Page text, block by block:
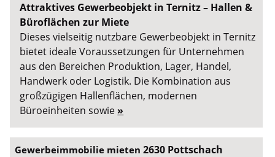
Attraktives Gewerbeobjekt in Ternitz – Hallen &
Büroflächen zur Miete
Dieses vielseitig nutzbare Gewerbeobjekt in Ternitz
bietet ideale Voraussetzungen für Unternehmen
aus den Bereichen Produktion, Lager, Handel,
Handwerk oder Logistik. Die Kombination aus
großzügigen Hallenflächen, modernen
Büroeinheiten sowie »
Gewerbeimmobilie mieten2630 Pottschach